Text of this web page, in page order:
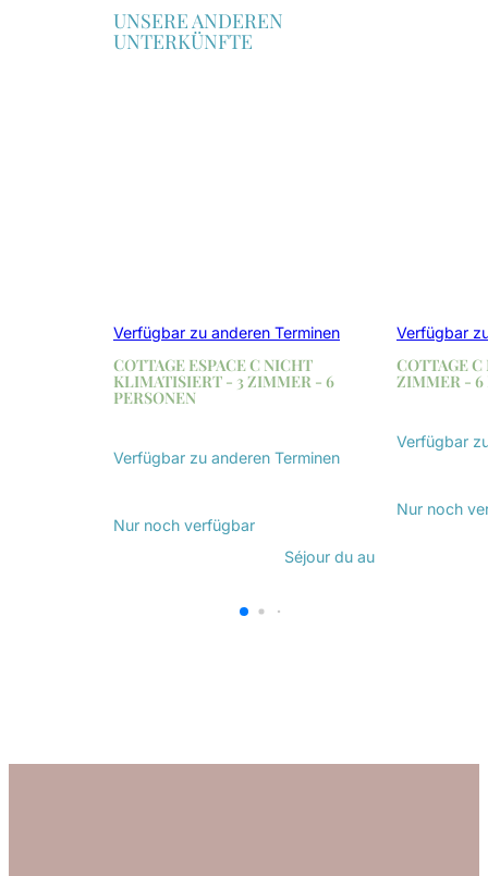
UNSERE ANDEREN
UNTERKÜNFTE
Verfügbar zu anderen Terminen
COTTAGE ESPACE C NICHT
KLIMATISIERT - 3 ZIMMER - 6
PERSONEN
Verfügbar zu anderen Terminen
Nur noch verfügbar
Séjour du au
Verfügbar
COTTAGE
ZIMMER - 6
Verfügbar
Nur noch